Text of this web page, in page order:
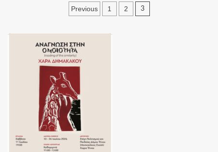
Πλοήγηση
Previous 1 2 3